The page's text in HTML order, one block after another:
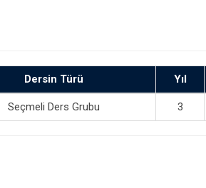
Dersin Türü Yıl
Seçmeli Ders Grubu 3